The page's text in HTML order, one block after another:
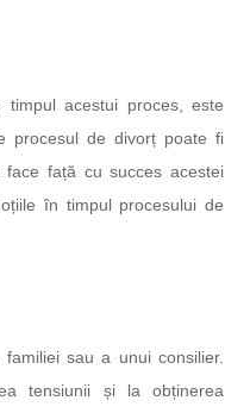
acestui proces, este
procesul de divorț poate fi
față cu succes acestei
în timpul procesului de
sau a unui consilier.
tensiunii și la obținerea